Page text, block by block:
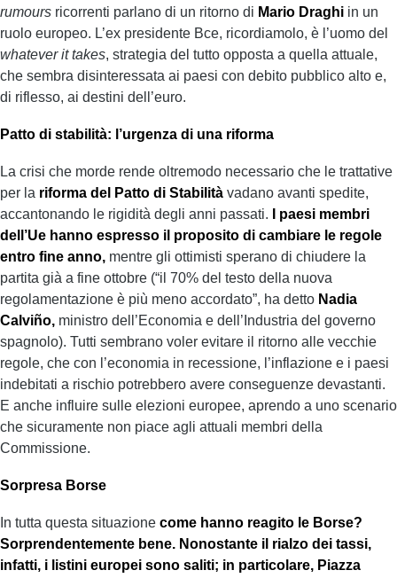
rumours ricorrenti parlano di un ritorno di Mario Draghi in un
ruolo europeo. L’ex presidente Bce, ricordiamolo, è l’uomo del
whatever it takes, strategia del tutto opposta a quella attuale,
che sembra disinteressata ai paesi con debito pubblico alto e,
di riflesso, ai destini dell’euro.
Patto di stabilità: l’urgenza di una riforma
La crisi che morde rende oltremodo necessario che le trattative
per la riforma del Patto di Stabilità vadano avanti spedite,
accantonando le rigidità degli anni passati. I paesi membri
dell’Ue hanno espresso il proposito di cambiare le regole
entro fine anno, mentre gli ottimisti sperano di chiudere la
partita già a fine ottobre (“il 70% del testo della nuova
regolamentazione è più meno accordato”, ha detto Nadia
Calviño, ministro dell’Economia e dell’Industria del governo
spagnolo). Tutti sembrano voler evitare il ritorno alle vecchie
regole, che con l’economia in recessione, l’inflazione e i paesi
indebitati a rischio potrebbero avere conseguenze devastanti.
E anche influire sulle elezioni europee, aprendo a uno scenario
che sicuramente non piace agli attuali membri della
Commissione.
Sorpresa Borse
In tutta questa situazione come hanno reagito le Borse?
Sorprendentemente bene. Nonostante il rialzo dei tassi,
infatti, i listini europei sono saliti; in particolare, Piazza